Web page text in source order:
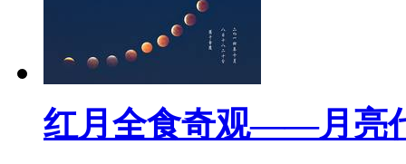
红月全食奇观——月亮